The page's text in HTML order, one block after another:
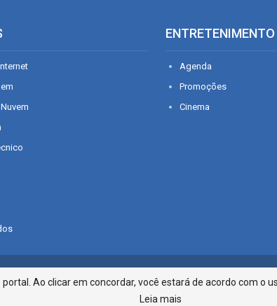
ENTRETENIMENTO
Agenda
Promoções
Cinema
Infonet - Rua Monsenhor
Ao clicar em concordar, você estará de acordo com o
Leia mais